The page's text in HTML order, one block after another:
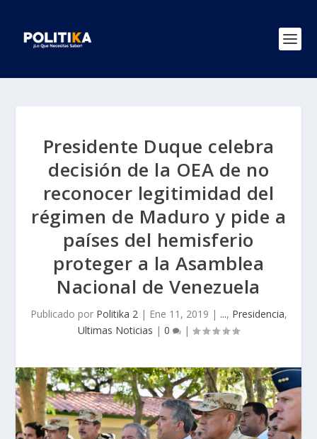
Presidente Duque celebra
decisión de la OEA de no
reconocer legitimidad del
régimen de Maduro y pide a
países del hemisferio
proteger a la Asamblea
Nacional de Venezuela
Publicado por Politika 2| Ene 11, 2019 | ..., Presidencia,
Ultimas Noticias | 0 |